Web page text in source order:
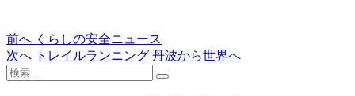
投
稿
前へ 過
去
くらしの安全ニュース
次へ 次
トレイルランニング 丹波から世界へ
検